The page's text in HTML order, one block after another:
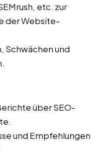
etc. zur
der Website-
Schwächen und
über SEO-
und Empfehlungen